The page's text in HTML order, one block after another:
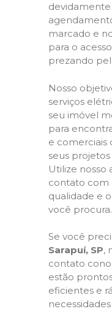
marcado e
para o
prezando
Nosso
serviços
seu imóvel
para
e comerciais
seus
Utilize nosso
contato com
qualidade e
você procura.
Se você
Sarapuí, SP,
contato
estão
eficientes e